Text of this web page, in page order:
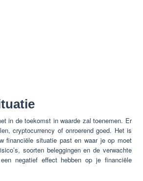
in de toekomst in waarde zal toenemen. Er
cryptocurrency of onroerend goed. Het is
financiële situatie past en waar je op moet
soorten beleggingen en de verwachte
negatief effect hebben op je financiële